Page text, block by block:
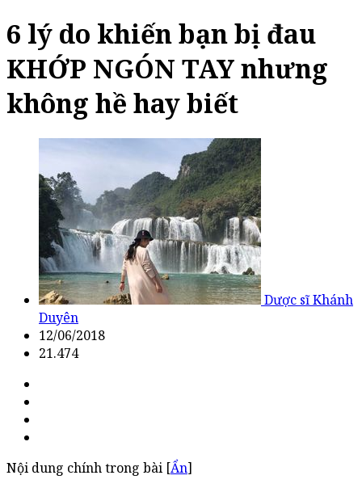
6 lý do khiến bạn bị đau
KHỚP NGÓN TAY nhưng
không hề hay biết
Dược sĩ Khánh
Duyên
12/06/2018
21.474
Nội dung chính trong bài [Ẩn]